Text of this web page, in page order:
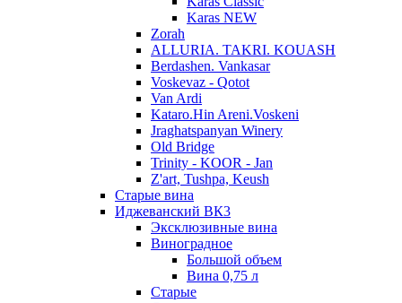
Karas NEW
Zorah
ALLURIA. TAKRI. KOUASH
Berdashen. Vankasar
Voskevaz - Qotot
Van Ardi
Kataro.Hin Areni.Voskeni
Jraghatspanyan Winery
Old Bridge
Trinity - KOOR - Jan
Z'art, Tushpa, Keush
Старые вина
Иджеванский ВК3
Эксклюзивные вина
Виноградное
Большой объем
Вина 0,75 л
Старые